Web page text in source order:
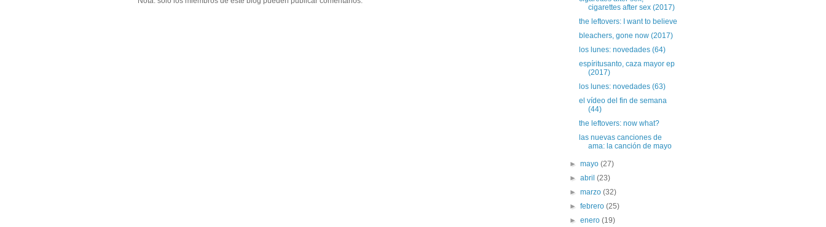
cigarettes after sex (2017)
the leftovers: I want to believe
bleachers, gone now (2017)
los lunes: novedades (64)
espíritusanto, caza mayor ep
(2017)
los lunes: novedades (63)
el vídeo del fin de semana
(44)
the leftovers: now what?
las nuevas canciones de
ama: la canción de mayo
►mayo(27)
►abril(23)
►marzo(32)
►febrero(25)
►enero(19)